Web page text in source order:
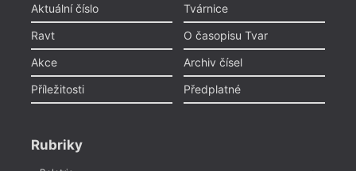
Aktuální číslo
Ravt
Akce
Příležitosti
Tvárnice
O časopisu Tvar
Archiv čísel
Předplatné
Rubriky